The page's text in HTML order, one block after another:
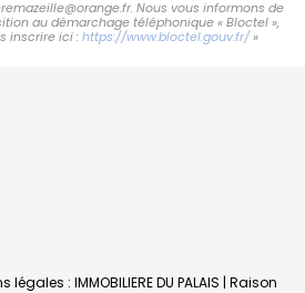
Nous vous informons de
au démarchage téléphonique « Bloctel »,
inscrire ici : https://www.bloctel.gouv.fr/»
: IMMOBILIERE DU PALAIS | Raison